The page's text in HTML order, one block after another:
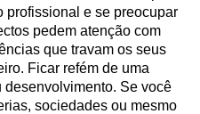
profissional e se preocupar
pedem atenção com
que travam os seus
Ficar refém de uma
Se você
sociedades ou mesmo